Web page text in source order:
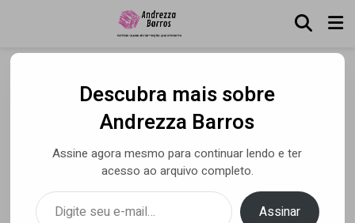
Para orientar e capacitar
profissionais de eventos,
AMEE sela parceria com o
Sebrae
Descubra mais sobre
Andrezza Barros
Assine agora mesmo para continuar lendo e ter
acesso ao arquivo completo.
Digite seu e-mail…
Assinar